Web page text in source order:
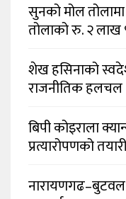
सुनको मोल
तोलाको रु. २ लाख
शेख हसिनाको
राजनीतिक हलचल
बिपी कोइराला
प्रत्यारोपणको